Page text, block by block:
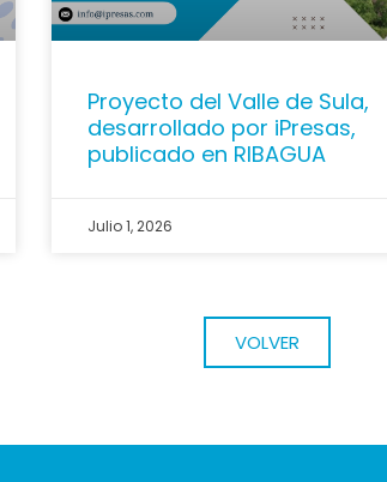
Proyecto del Valle de Sula,
desarrollado por iPresas,
publicado en RIBAGUA
Julio 1, 2026
VOLVER